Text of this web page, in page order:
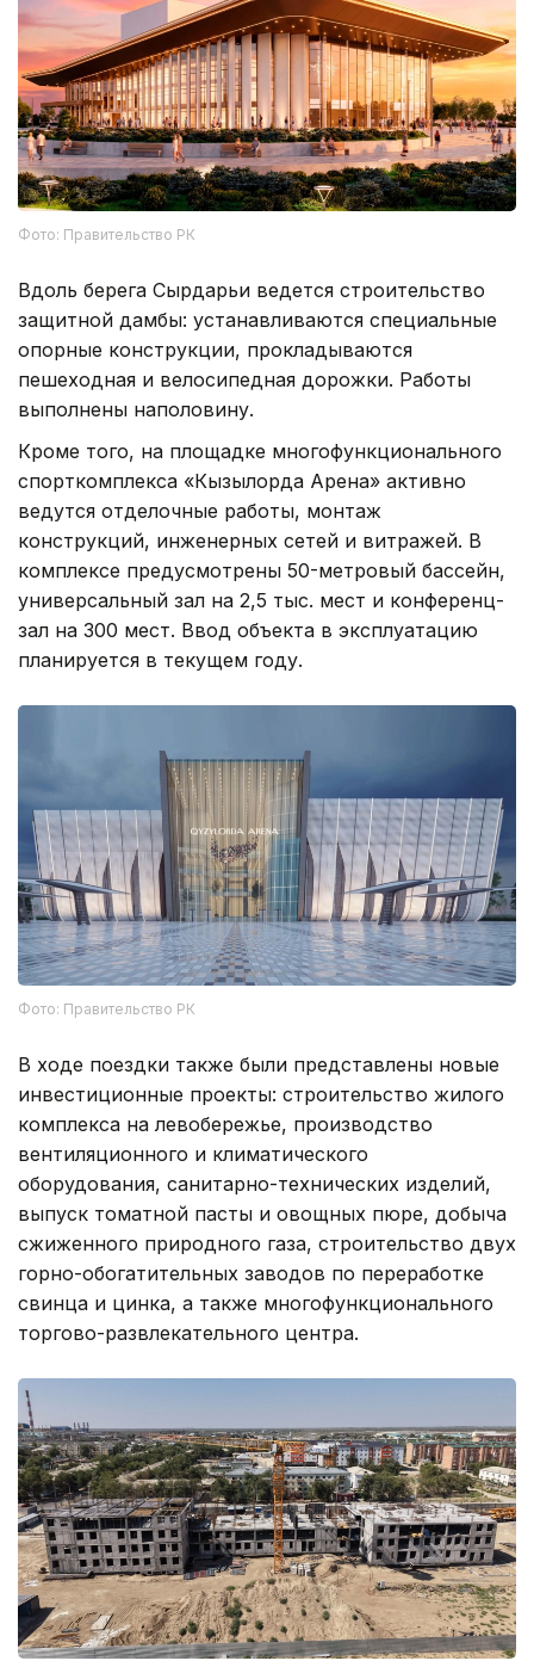
Фото: Правительство РК
Вдоль берега Сырдарьи ведется строительство
защитной дамбы: устанавливаются специальные
опорные конструкции, прокладываются
пешеходная и велосипедная дорожки. Работы
выполнены наполовину.
Кроме того, на площадке многофункционального
спорткомплекса «Кызылорда Арена» активно
ведутся отделочные работы, монтаж
конструкций, инженерных сетей и витражей. В
комплексе предусмотрены 50-метровый бассейн,
универсальный зал на 2,5 тыс. мест и конференц-
зал на 300 мест. Ввод объекта в эксплуатацию
планируется в текущем году.
Фото: Правительство РК
В ходе поездки также были представлены новые
инвестиционные проекты: строительство жилого
комплекса на левобережье, производство
вентиляционного и климатического
оборудования, санитарно-технических изделий,
выпуск томатной пасты и овощных пюре, добыча
сжиженного природного газа, строительство двух
горно-обогатительных заводов по переработке
свинца и цинка, а также многофункционального
торгово-развлекательного центра.